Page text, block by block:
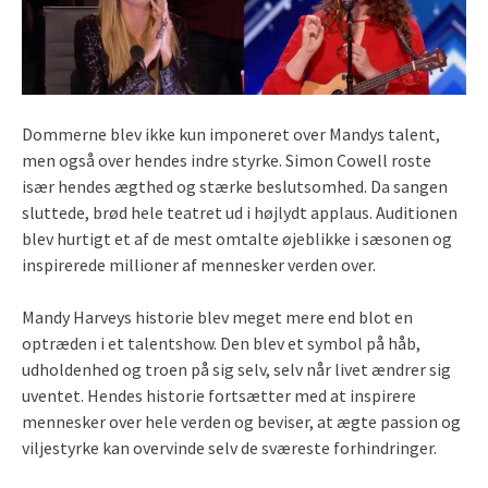
Dommerne blev ikke kun imponeret over Mandys talent,
men også over hendes indre styrke. Simon Cowell roste
især hendes ægthed og stærke beslutsomhed. Da sangen
sluttede, brød hele teatret ud i højlydt applaus. Auditionen
blev hurtigt et af de mest omtalte øjeblikke i sæsonen og
inspirerede millioner af mennesker verden over.
Mandy Harveys historie blev meget mere end blot en
optræden i et talentshow. Den blev et symbol på håb,
udholdenhed og troen på sig selv, selv når livet ændrer sig
uventet. Hendes historie fortsætter med at inspirere
mennesker over hele verden og beviser, at ægte passion og
viljestyrke kan overvinde selv de sværeste forhindringer.